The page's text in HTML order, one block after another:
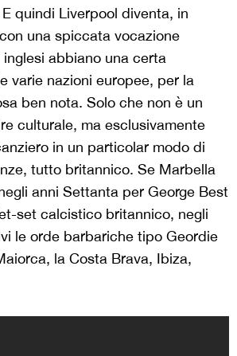
quindi Liverpool diventa, in
una spiccata vocazione
abbiano una certa
varie nazioni europee, per la
ben nota. Solo che non è un
culturale, ma esclusivamente
in un particolar modo di
tutto britannico. Se Marbella
anni Settanta per George Best
set calcistico britannico, negli
le orde barbariche tipo Geordie
la Costa Brava, Ibiza,